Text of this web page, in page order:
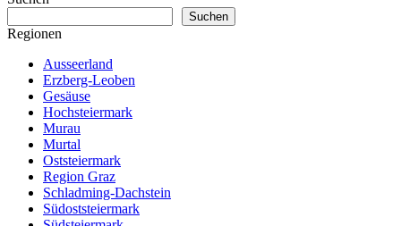
Suchen
Regionen
Ausseerland
Erzberg-Leoben
Gesäuse
Hochsteiermark
Murau
Murtal
Oststeiermark
Region Graz
Schladming-Dachstein
Südoststeiermark